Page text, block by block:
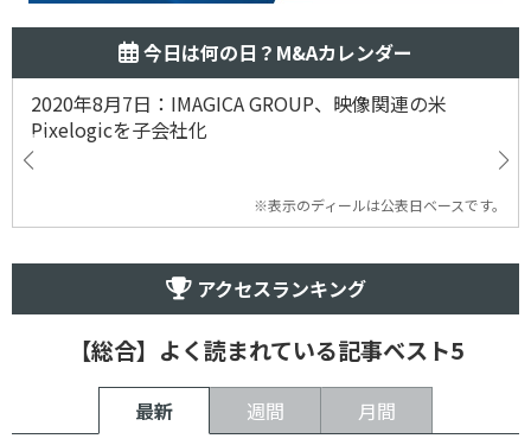
今日は何の日？M&Aカレンダー
2020年8月7日：IMAGICA GROUP、映像関連の米
Pixelogicを子会社化
※表示のディールは公表日ベースです。
アクセスランキング
【総合】よく読まれている記事ベスト5
最新 週間 月間